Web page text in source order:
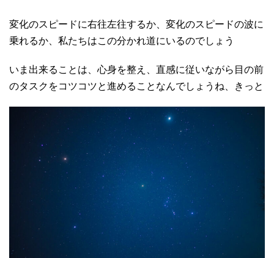
変化のスピードに右往左往するか、変化のスピードの波に
乗れるか、私たちはこの分かれ道にいるのでしょう
いま出来ることは、心身を整え、直感に従いながら目の前
のタスクをコツコツと進めることなんでしょうね、きっと